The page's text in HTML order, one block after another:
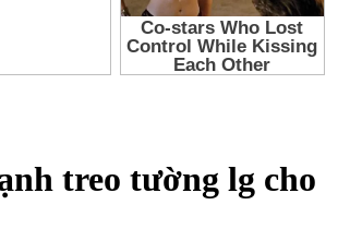
treo tường lg cho